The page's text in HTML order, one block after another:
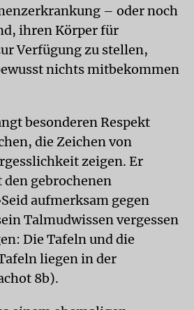
– oder noch
ihren Körper für
Verfügung zu stellen,
nichts mitbekommen
besonderen Respekt
die Zeichen von
zeigen. Er
gebrochenen
aufmerksam gegen
Talmudwissen vergessen
Die Tafeln und die
liegen in der
8b).